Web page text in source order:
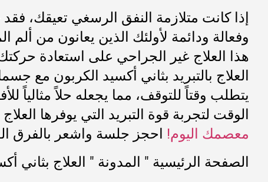
وفعالة ودائمة لأولئك الذين يعانون من
هذا العلاج غير الجراحي على استعادة
العلاج بالتبريد بثاني أكسيد الكربون مع
يتطلب وقتاً للتوقف، مما يجعله حلاً
الوقت لتجربة قوة التبريد التي يوفرها
معصمك اليوم! احجز جلسة واشعر بالفرق
الصفحة الرئيسية " المدونة " العلاج بثاني